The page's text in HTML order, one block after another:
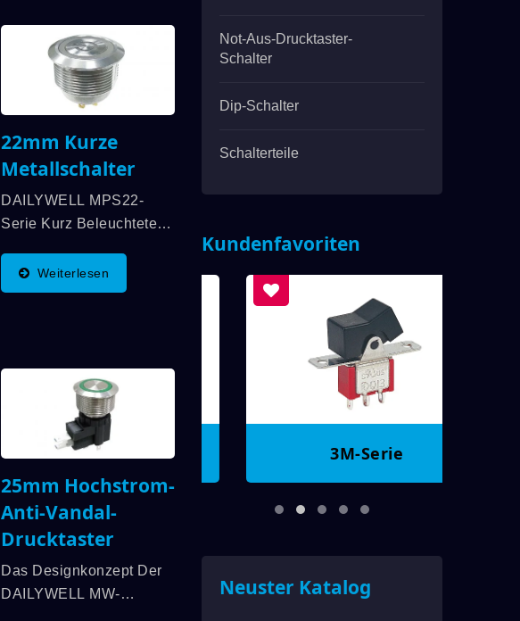
Sind Eine Bewertung Von
IP67, SPDT- Oder...
22mm Kurze
Metallschalter
DAILYWELL MPS22-
Serie Kurz Beleuchtete
Bieten Eine Hohe
Lebenserwartung,
Elektrische Lebensdauer
Von Bis Zu 200.000
Weiterlesen
25mm Hochstrom-
Anti-Vandal-
Drucktaster
Das Designkonzept Der
DAILYWELL MW-
Not-Aus-Drucktaster-
Schalter
Dip-Schalter
Schalterteile
Kundenfavoriten
1M-Serie 3M-Serie
Neuster Katalog